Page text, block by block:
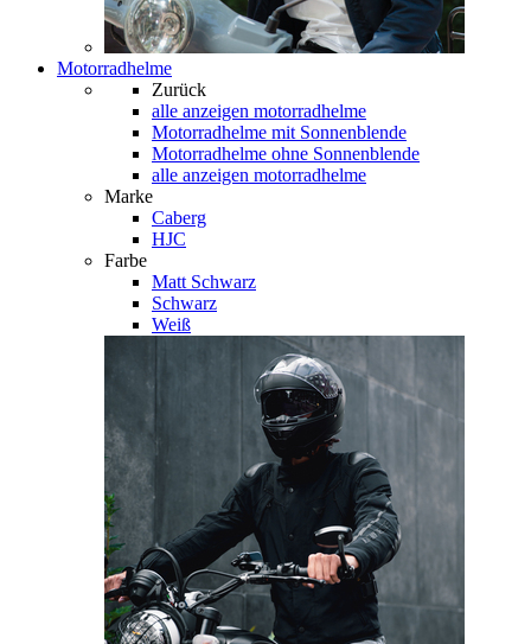
Motorradhelme
Zurück
alle anzeigen motorradhelme
Motorradhelme mit Sonnenblende
Motorradhelme ohne Sonnenblende
alle anzeigen motorradhelme
Marke
Caberg
HJC
Farbe
Matt Schwarz
Schwarz
Weiß